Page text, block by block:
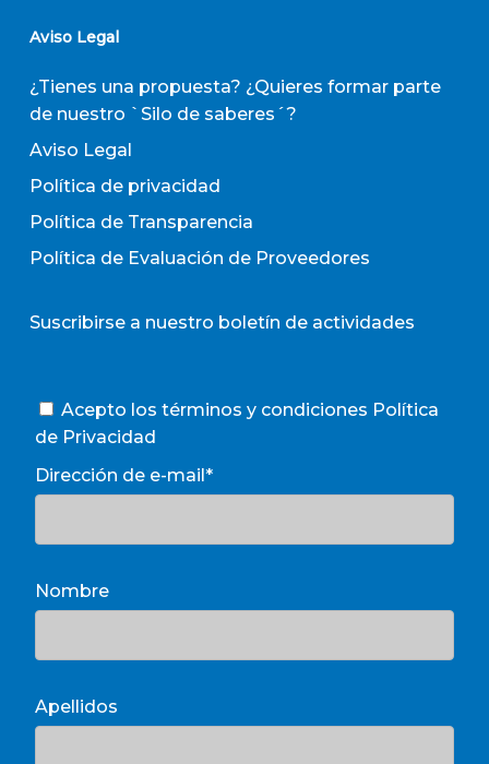
Aviso Legal
¿Tienes una propuesta? ¿Quieres formar parte
de nuestro `Silo de saberes´?
Aviso Legal
Política de privacidad
Política de Transparencia
Política de Evaluación de Proveedores
Suscribirse a nuestro boletín de actividades
Acepto los términos y condiciones Política
de Privacidad
Dirección de e-mail*
Nombre
Apellidos